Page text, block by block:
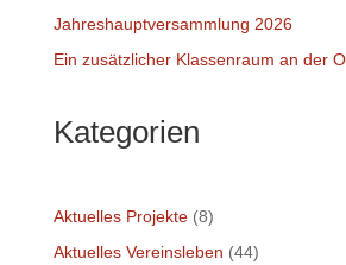
Jahreshauptversammlung 2026
Ein zusätzlicher Klassenraum an der
Kategorien
Aktuelles Projekte(8)
Aktuelles Vereinsleben (44)